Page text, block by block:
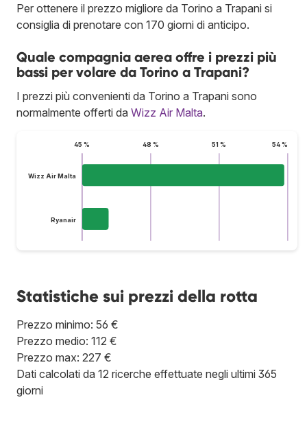
Per ottenere il prezzo migliore da Torino a Trapani si
consiglia di prenotare con 170 giorni di anticipo.
Quale compagnia aerea offre i prezzi più
bassi per volare da Torino a Trapani?
I prezzi più convenienti da Torino a Trapani sono
normalmente offerti da Wizz Air Malta.
45 % 48 % 51 % 54 %
Wizz Air Malta
Ryanair
Statistiche sui prezzi della rotta
Prezzo minimo: 56 €
Prezzo medio: 112 €
Prezzo max: 227 €
Dati calcolati da 12 ricerche effettuate negli ultimi 365
giorni